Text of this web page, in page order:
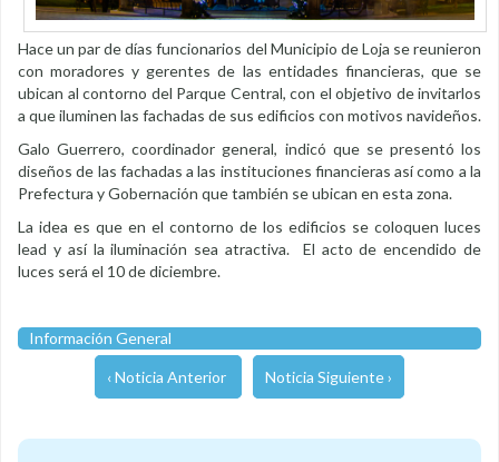
Hace un par de días funcionarios del Municipio de Loja se reunieron
con moradores y gerentes de las entidades financieras, que se
ubican al contorno del Parque Central, con el objetivo de invitarlos
a que iluminen las fachadas de sus edificios con motivos navideños.
Galo Guerrero, coordinador general, indicó que se presentó los
diseños de las fachadas a las instituciones financieras así como a la
Prefectura y Gobernación que también se ubican en esta zona.
La idea es que en el contorno de los edificios se coloquen luces
lead y así la iluminación sea atractiva. El acto de encendido de
luces será el 10 de diciembre.
Información General
‹ Noticia Anterior Noticia Siguiente ›